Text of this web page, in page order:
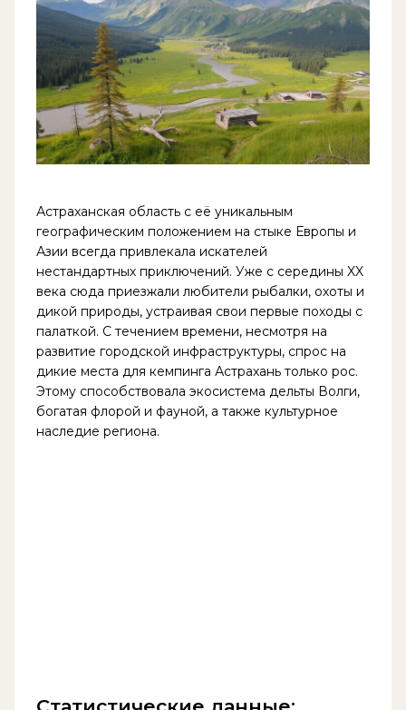
Астраханская область с её уникальным
географическим положением на стыке Европы и
Азии всегда привлекала искателей
нестандартных приключений. Уже с середины XX
века сюда приезжали любители рыбалки, охоты и
дикой природы, устраивая свои первые походы с
палаткой. С течением времени, несмотря на
развитие городской инфраструктуры, спрос на
дикие места для кемпинга Астрахань только рос.
Этому способствовала экосистема дельты Волги,
богатая флорой и фауной, а также культурное
наследие региона.